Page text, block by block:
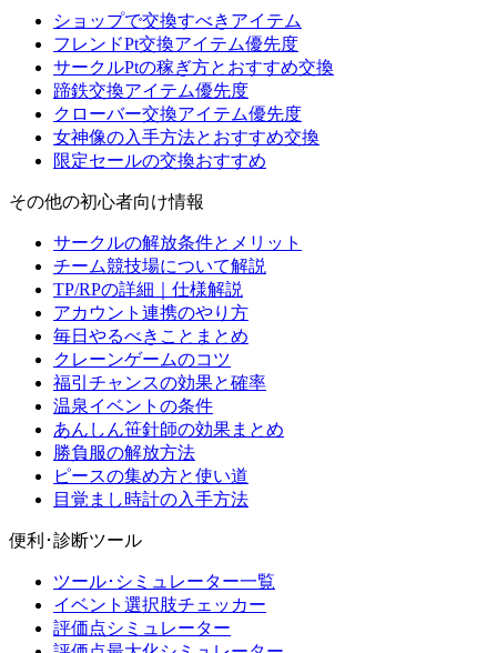
ショップで交換すべきアイテム
フレンドPt交換アイテム優先度
サークルPtの稼ぎ方とおすすめ交換
蹄鉄交換アイテム優先度
クローバー交換アイテム優先度
女神像の入手方法とおすすめ交換
限定セールの交換おすすめ
その他の初心者向け情報
サークルの解放条件とメリット
チーム競技場について解説
TP/RPの詳細｜仕様解説
アカウント連携のやり方
毎日やるべきことまとめ
クレーンゲームのコツ
福引チャンスの効果と確率
温泉イベントの条件
あんしん笹針師の効果まとめ
勝負服の解放方法
ピースの集め方と使い道
目覚まし時計の入手方法
便利･診断ツール
ツール･シミュレーター一覧
イベント選択肢チェッカー
評価点シミュレーター